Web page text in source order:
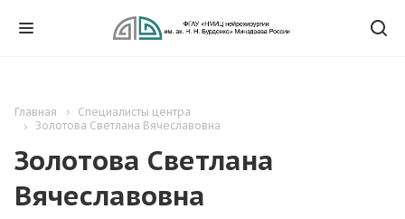
Главная
Специалисты центра
Золотова Светлана Вячеславовна
Золотова Светлана
Вячеславовна